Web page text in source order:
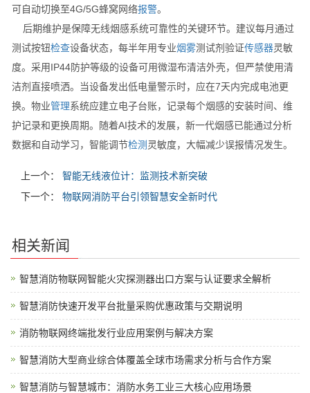
可自动切换至4G/5G蜂窝网络报警。
后期维护是保障无线烟感系统可靠性的关键环节。建议每月通过
测试按钮检查设备状态，每半年用专业烟雾测试剂验证传感器灵敏
度。采用IP44防护等级的设备可用微湿布清洁外壳，但严禁使用清
洁剂直接喷洒。当设备发出低电量警示时，应在7天内完成电池更
换。物业管理系统应建立电子台账，记录每个烟感的安装时间、维
护记录和更换周期。随着AI技术的发展，新一代烟感已能通过分析
数据和自动学习，智能调节检测 灵敏度，大幅减少误报情况发生。
上一个：
智能无线液位计：监测技术新突破
下一个：
物联网消防平台引领智慧安全新时代
相关新闻
智慧消防物联网智能火灾探测器出口方案与认证要求全解析
智慧消防快速开发平台批量采购优惠政策与交期说明
消防物联网终端批发行业应用案例与解决方案
智慧消防大型商业综合体覆盖全球市场需求分析与合作方案
智慧消防与智慧城市：消防水务工业三大核心应用场景